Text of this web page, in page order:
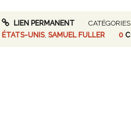
LIEN PERMANENT
ÉTATS-UNIS, SAMUEL FULLER 0